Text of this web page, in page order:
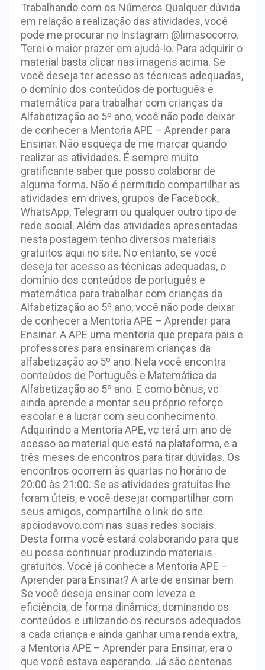
Trabalhando com os Números Qualquer dúvida
em relação a realização das atividades, você
pode me procurar no Instagram @limasocorro.
Terei o maior prazer em ajudá-lo. Para adquirir o
material basta clicar nas imagens acima. Se
você deseja ter acesso as técnicas adequadas,
o domínio dos conteúdos de português e
matemática para trabalhar com crianças da
Alfabetização ao 5º ano, você não pode deixar
de conhecer a Mentoria APE – Aprender para
Ensinar. Não esqueça de me marcar quando
realizar as atividades. É sempre muito
gratificante saber que posso colaborar de
alguma forma. Não é permitido compartilhar as
atividades em drives, grupos de Facebook,
WhatsApp, Telegram ou qualquer outro tipo de
rede social. Além das atividades apresentadas
nesta postagem tenho diversos materiais
gratuitos aqui no site. No entanto, se você
deseja ter acesso as técnicas adequadas, o
domínio dos conteúdos de português e
matemática para trabalhar com crianças da
Alfabetização ao 5º ano, você não pode deixar
de conhecer a Mentoria APE – Aprender para
Ensinar. A APE uma mentoria que prepara pais e
professores para ensinarem crianças da
alfabetização ao 5º ano. Nela você encontra
conteúdos de Português e Matemática da
Alfabetização ao 5º ano. E como bônus, vc
ainda aprende a montar seu próprio reforço
escolar e a lucrar com seu conhecimento.
Adquirindo a Mentoria APE, vc terá um ano de
acesso ao material que está na plataforma, e a
três meses de encontros para tirar dúvidas. Os
encontros ocorrem às quartas no horário de
20:00 às 21:00. Se as atividades gratuitas lhe
foram úteis, e você desejar compartilhar com
seus amigos, compartilhe o link do site
apoiodavovo.com nas suas redes sociais.
Desta forma você estará colaborando para que
eu possa continuar produzindo materiais
gratuitos. Você já conhece a Mentoria APE –
Aprender para Ensinar? A arte de ensinar bem
Se você deseja ensinar com leveza e
eficiência, de forma dinâmica, dominando os
conteúdos e utilizando os recursos adequados
a cada criança e ainda ganhar uma renda extra,
a Mentoria APE – Aprender para Ensinar, era o
que você estava esperando. Já são centenas